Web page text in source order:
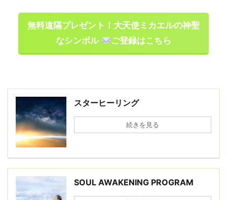
無料遠隔プレゼント！大天使ミカエルの神聖
なシンボル
ご登録はこちら
スターヒーリング
続きを見る
SOUL AWAKENING PROGRAM